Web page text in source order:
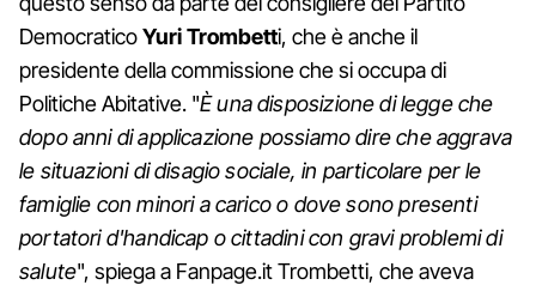
DemocraticoYuri Trombetti, che è anche il
presidente della commissione che si occupa di
Politiche Abitative. "È una disposizione di legge che
dopo anni di applicazione possiamo dire che aggrava
le situazioni di disagio sociale, in particolare per le
famiglie con minori a carico o dove sono presenti
portatori d'handicap o cittadini con gravi problemi di
salute", spiega a Fanpage.it Trombetti, che aveva